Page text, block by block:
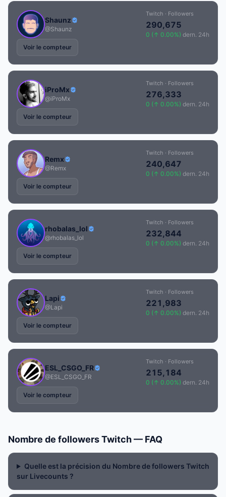
Shaunz
@Shaunz
Twitch · Followers
290,675
0 (↑ 0.00%) dern. 24h
Voir le compteur
iProMx
@iProMx
Twitch · Followers
276,333
0 (↑ 0.00%) dern. 24h
Voir le compteur
Remx
@Remx
Twitch · Followers
240,647
0 (↑ 0.00%) dern. 24h
Voir le compteur
rhobalas_lol
@rhobalas_lol
Twitch · Followers
232,844
0 (↑ 0.00%) dern. 24h
Voir le compteur
Lapi
@Lapi
Twitch · Followers
221,983
0 (↑ 0.00%) dern. 24h
Voir le compteur
ESL_CSGO_FR
@ESL_CSGO_FR
Twitch · Followers
215,184
0 (↑ 0.00%) dern. 24h
Voir le compteur
Nombre de followers Twitch — FAQ
Quelle est la précision du Nombre de followers Twitch
sur Livecounts ?